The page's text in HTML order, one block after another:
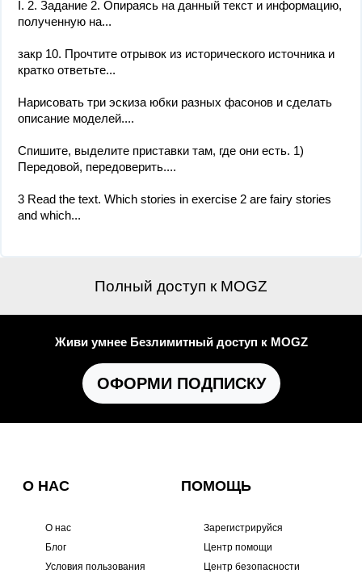
І. 2. Задание 2. Опираясь на данный текст и информацию,
полученную на...
закр 10. Прочтите отрывок из исторического источника и
кратко ответьте...
Нарисовать три эскиза юбки разных фасонов и сделать
описание моделей....
Спишите, выделите приставки там, где они есть. 1)
Передовой, передоверить....
3 Read the text. Which stories in exercise 2 are fairy stories
and which...
Полный доступ к MOGZ
Живи умнее Безлимитный доступ к MOGZ
ОФОРМИ ПОДПИСКУ
О НАС
О нас
Блог
Условия пользования
ПОМОЩЬ
Зарегистрируйся
Центр помощи
Центр безопасности